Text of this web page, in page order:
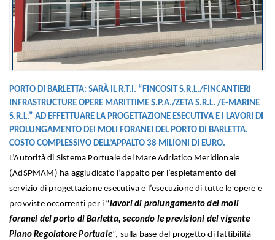
PORTO DI BARLETTA: SARÀ IL R.T.I. “FINCOSIT S.R.L./FINCANTIERI
INFRASTRUCTURE OPERE MARITTIME S.P.A./ZETA S.R.L. /E-MARINE
S.R.L.” AD EFFETTUARE LA PROGETTAZIONE ESECUTIVA E I LAVORI DI
PROLUNGAMENTO DEI MOLI FORANEI DEL PORTO DI BARLETTA.
COSTO COMPLESSIVO DELL’APPALTO 38 MILIONI DI EURO.
L’Autorità di Sistema Portuale del Mare Adriatico Meridionale
(AdSPMAM) ha aggiudicato l’appalto per l’espletamento del
servizio di progettazione esecutiva e l’esecuzione di tutte le opere e
provviste occorrenti per i “lavori di prolungamento dei moli
foranei del porto di Barletta, secondo le previsioni del vigente
Piano Regolatore Portuale”, sulla base del progetto di fattibilità